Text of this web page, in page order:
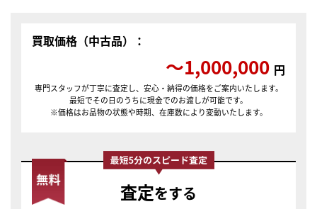
買取価格（中古品）：
〜1,000,000 円
専門スタッフが丁寧に査定し、安心・納得の価格をご案内いたします。
最短でその日のうちに現金でのお渡しが可能です。
※価格はお品物の状態や時期、在庫数により変動いたします。
査定をする